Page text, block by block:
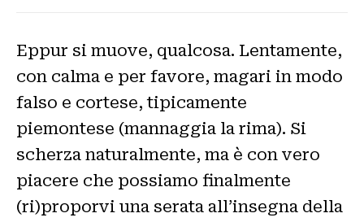
Eppur si muove, qualcosa. Lentamente,
con calma e per favore, magari in modo
falso e cortese, tipicamente
piemontese (mannaggia la rima). Si
scherza naturalmente, ma è con vero
piacere che possiamo finalmente
(ri)proporvi una serata all’insegna della